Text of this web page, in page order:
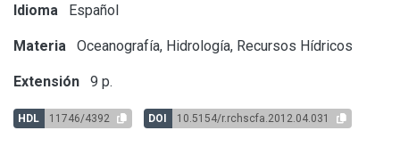
Idioma Español
Materia Oceanografía, Hidrología, Recursos Hídricos
Extensión 9 p.
HDL 11746/4392 DOI 10.5154/r.rchscfa.2012.04.031